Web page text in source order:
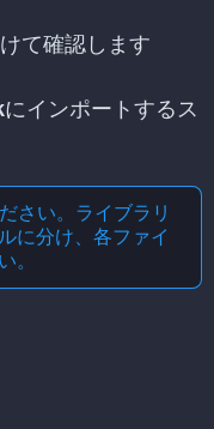
て確認します
にインポートするス
さい。ライブラリ
に分け、各ファイ
。